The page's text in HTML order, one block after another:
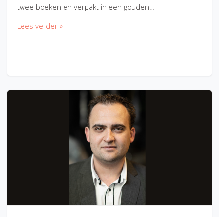
twee boeken en verpakt in een gouden…
Lees verder »